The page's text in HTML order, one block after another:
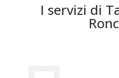
I servizi di